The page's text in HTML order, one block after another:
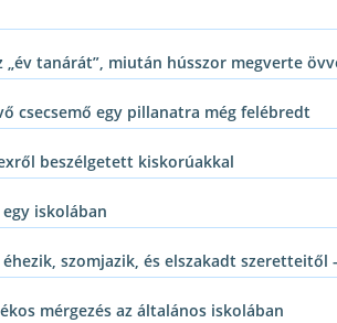
tanárát”, miután hússzor megverte
csecsemő egy pillanatra még felébredt
beszélgetett kiskorúakkal
iskolában
szomjazik, és elszakadt szeretteitől
mérgezés az általános iskolában